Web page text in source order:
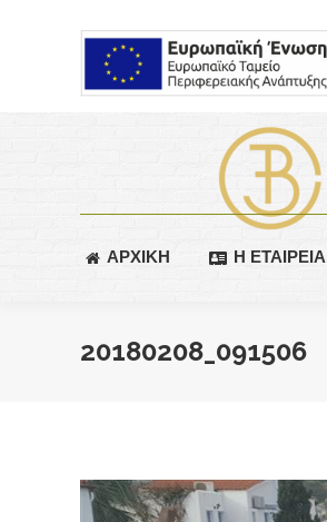
ΑΡΧΙΚΗ Η ΕΤΑΙΡΕΙΑ
20180208_091506